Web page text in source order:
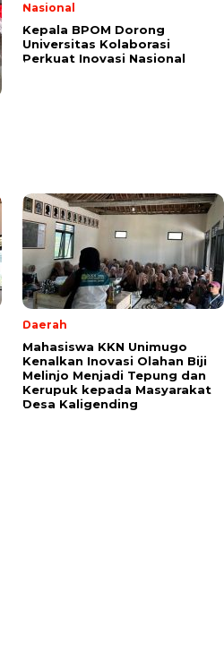
Nasional
Kepala BPOM Dorong
Universitas Kolaborasi
Perkuat Inovasi Nasional
Daerah
Mahasiswa KKN Unimugo
Kenalkan Inovasi Olahan Biji
Melinjo Menjadi Tepung dan
Kerupuk kepada Masyarakat
Desa Kaligending